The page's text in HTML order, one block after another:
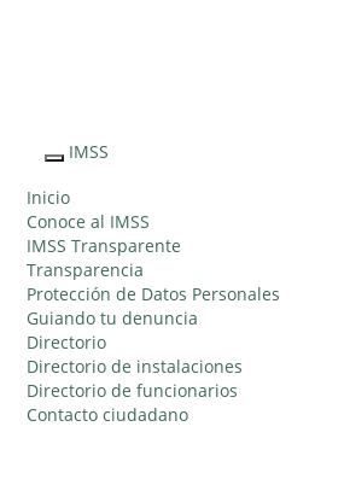
Interruptor
Navegación
IMSS
Inicio
Conoce al IMSS
IMSS Transparente
Transparencia
Protección de Datos Personales
Guiando tu denuncia
Directorio
Directorio de instalaciones
Directorio de funcionarios
Contacto ciudadano